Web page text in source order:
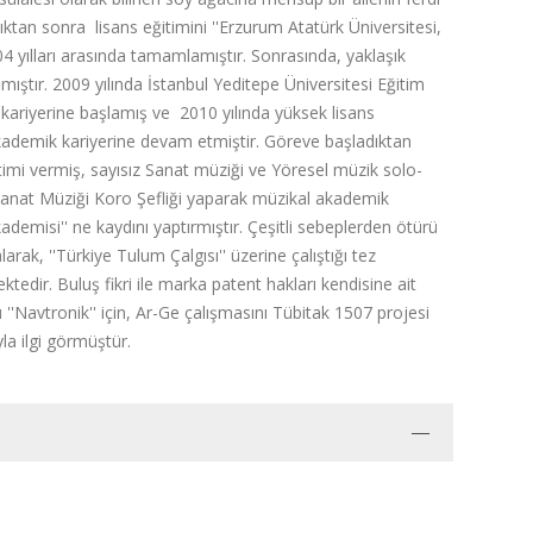
sonra lisans eğitimini ''Erzurum Atatürk Üniversitesi,
arasında tamamlamıştır. Sonrasında, yaklaşık
2009 yılında İstanbul Yeditepe Üniversitesi Eğitim
başlamış ve 2010 yılında yüksek lisans
kariyerine devam etmiştir. Göreve başladıktan
vermiş, sayısız Sanat müziği ve Yöresel müzik solo-
Müziği Koro Şefliği yaparak müzikal akademik
ne kaydını yaptırmıştır. Çeşitli sebeplerden ötürü
''Türkiye Tulum Çalgısı'' üzerine çalıştığı tez
Buluş fikri ile marka patent hakları kendisine ait
için, Ar-Ge çalışmasını Tübitak 1507 projesi
ilgi görmüştür.